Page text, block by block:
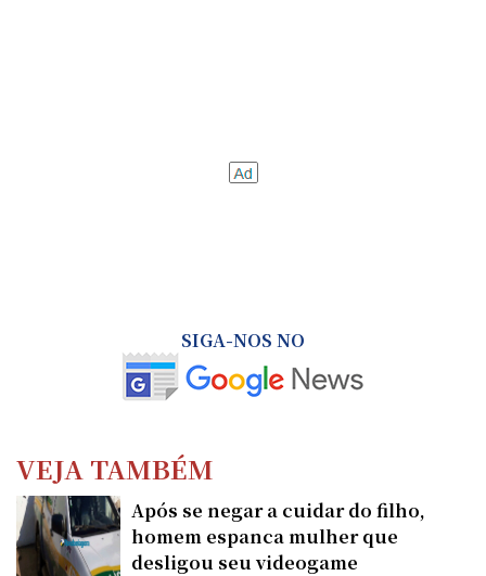
SIGA-NOS NO
VEJA TAMBÉM
Após se negar a cuidar do filho,
homem espanca mulher que
desligou seu videogame